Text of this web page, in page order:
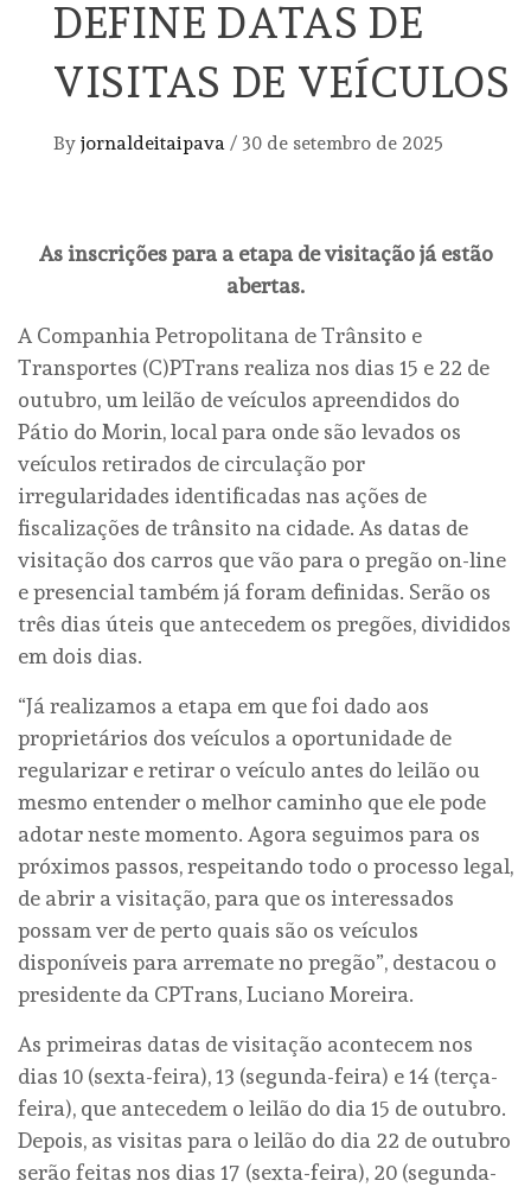
DEFINE DATAS DE
VISITAS DE VEÍCULOS
By jornaldeitaipava / 30 de setembro de 2025
As inscrições para a etapa de visitação já estão
abertas.
A Companhia Petropolitana de Trânsito e
Transportes (C)PTrans realiza nos dias 15 e 22 de
outubro, um leilão de veículos apreendidos do
Pátio do Morin, local para onde são levados os
veículos retirados de circulação por
irregularidades identificadas nas ações de
fiscalizações de trânsito na cidade. As datas de
visitação dos carros que vão para o pregão on-line
e presencial também já foram definidas. Serão os
três dias úteis que antecedem os pregões, divididos
em dois dias.
“Já realizamos a etapa em que foi dado aos
proprietários dos veículos a oportunidade de
regularizar e retirar o veículo antes do leilão ou
mesmo entender o melhor caminho que ele pode
adotar neste momento. Agora seguimos para os
próximos passos, respeitando todo o processo legal,
de abrir a visitação, para que os interessados
possam ver de perto quais são os veículos
disponíveis para arremate no pregão”, destacou o
presidente da CPTrans, Luciano Moreira.
As primeiras datas de visitação acontecem nos
dias 10 (sexta-feira), 13 (segunda-feira) e 14 (terça-
feira), que antecedem o leilão do dia 15 de outubro.
Depois, as visitas para o leilão do dia 22 de outubro
serão feitas nos dias 17 (sexta-feira), 20 (segunda-